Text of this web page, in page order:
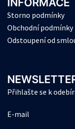
Storno podmínky
Obchodní podmínky
Odstoupení od
Přihlašte se k
E-mail